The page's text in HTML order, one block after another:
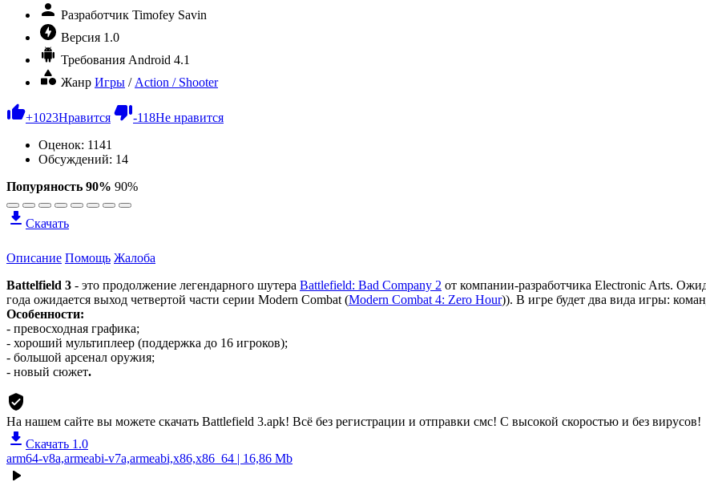
Разработчик Timofey Savin
Версия 1.0
Требования Android 4.1
Жанр Игры / Action / Shooter
+1023Нравится -118Не нравится
Оценок: 1141
Обсуждений: 14
Попуряность 90% 90%
Скачать
Описание Помощь Жалоба
Battelfield 3 - это продолжение легендарного шутера Battlefield: Bad Company 2 от компании-разработчика Electronic Arts.
года ожидается выход четвертой части серии Modern Combat (Modern Combat 4: Zero Hour)). В игре будет два вида игры:
Особенности:
- превосходная графика;
- хороший мультиплеер (поддержка до 16 игроков);
- большой арсенал оружия;
- новый сюжет.
На нашем сайте вы можете скачать Battlefield 3.apk! Всё без регистрации и отправки смс! С высокой скоростью и без вирусов!
Скачать 1.0
arm64-v8a,armeabi-v7a,armeabi,x86,x86_64 | 16,86 Mb